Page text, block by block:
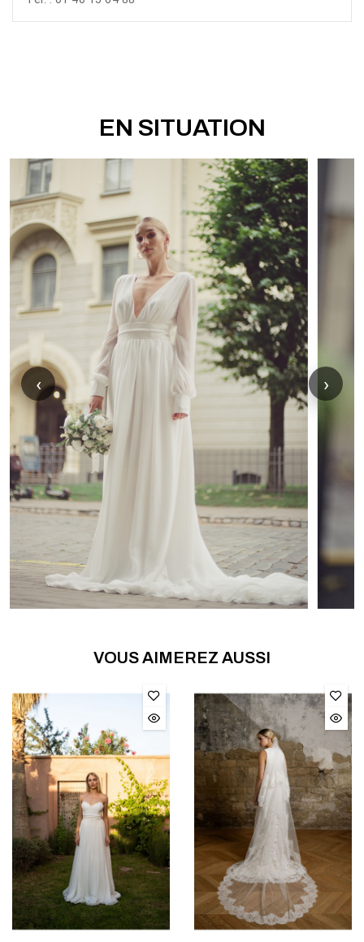
EN SITUATION
‹ ›
VOUS AIMEREZ AUSSI